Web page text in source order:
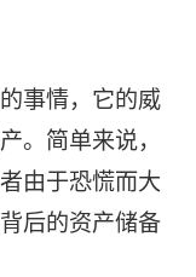
事情，它的威
。简单来说，
由于恐慌而大
后的资产储备